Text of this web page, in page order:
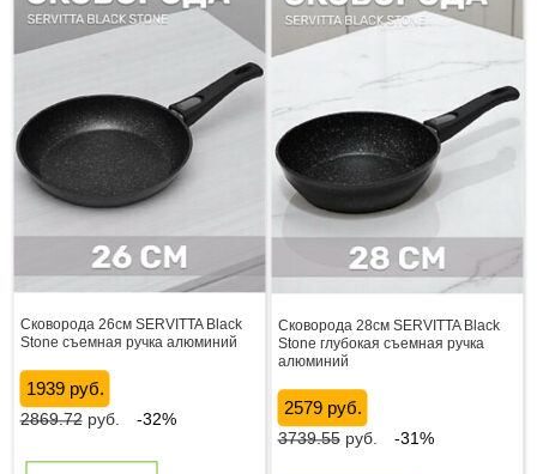
Сковорода 26см SERVITTA Black
Stone съемная ручка алюминий
1939 руб.
2869.72руб. -32%
Сковорода 28см SERVITTA Black
Stone глубокая съемная ручка
алюминий
2579 руб.
3739.55руб. -31%